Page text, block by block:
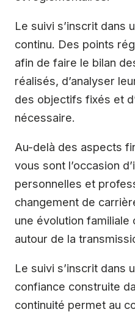
Le suivi s’inscrit dans
continu. Des points
afin de faire le bilan
réalisés, d’analyser
des objectifs fixés et
nécessaire.
Au-delà des aspects
vous sont l’occasion
personnelles et
changement de
une évolution
autour de la
Le suivi s’inscrit dans
confiance construite
continuité permet au